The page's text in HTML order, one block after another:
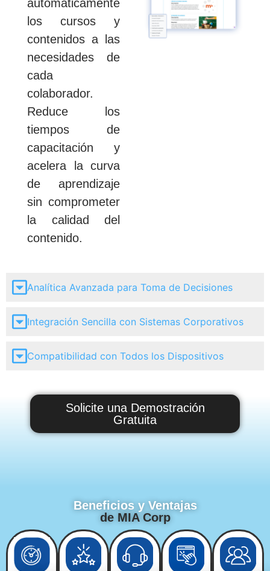
automáticamente
los cursos y
contenidos a las
necesidades de
cada
colaborador.
Reduce los
tiempos de
capacitación y
acelera la curva
de aprendizaje
sin comprometer
la calidad del
contenido.
Analítica Avanzada para Toma de Decisiones
Integración Sencilla con Sistemas Corporativos
Compatibilidad con Todos los Dispositivos
Solicite una Demostración
Gratuita
Beneficios y Ventajas
de MIA Corp